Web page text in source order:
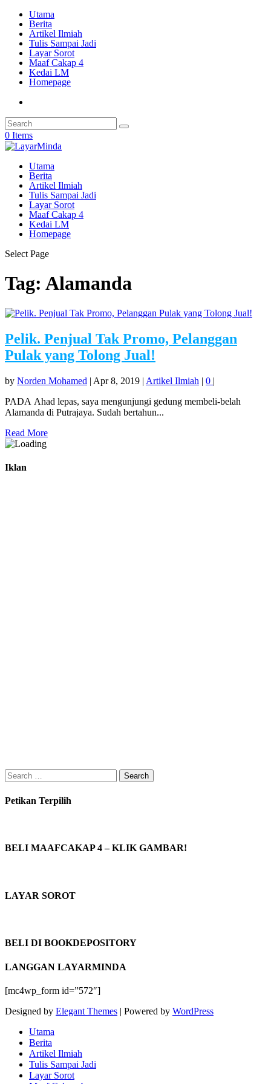
Utama
Berita
Artikel Ilmiah
Tulis Sampai Jadi
Layar Sorot
Maaf Cakap 4
Kedai LM
Homepage
0 Items
Utama
Berita
Artikel Ilmiah
Tulis Sampai Jadi
Layar Sorot
Maaf Cakap 4
Kedai LM
Homepage
Select Page
Tag: Alamanda
Pelik. Penjual Tak Promo, Pelanggan
Pulak yang Tolong Jual!
by Norden Mohamed | Apr 8, 2019 | Artikel Ilmiah | 0 |
PADA Ahad lepas, saya mengunjungi gedung membeli-belah
Alamanda di Putrajaya. Sudah bertahun...
Read More
Iklan
Search
for:
Petikan Terpilih
BELI MAAFCAKAP 4 – KLIK GAMBAR!
LAYAR SOROT
BELI DI BOOKDEPOSITORY
LANGGAN LAYARMINDA
[mc4wp_form id=”572″]
Designed by Elegant Themes | Powered by WordPress
Utama
Berita
Artikel Ilmiah
Tulis Sampai Jadi
Layar Sorot